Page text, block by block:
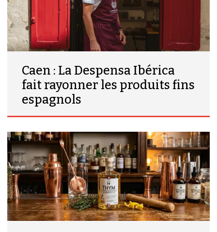
Caen : La Despensa Ibérica
fait rayonner les produits fins
espagnols